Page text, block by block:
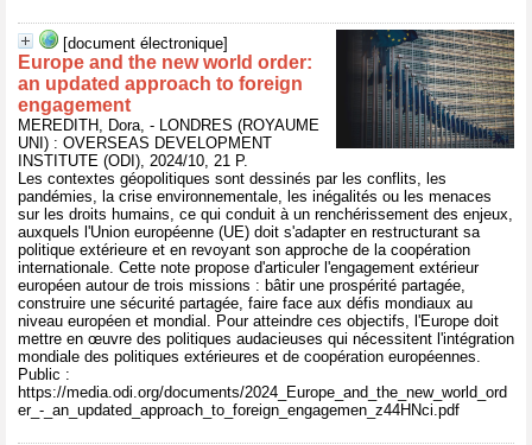
[document électronique]
Europe and the new world order:
an updated approach to foreign
engagement
MEREDITH, Dora, - LONDRES (ROYAUME
UNI) : OVERSEAS DEVELOPMENT
INSTITUTE (ODI), 2024/10, 21 P.
Les contextes géopolitiques sont dessinés par les conflits, les
pandémies, la crise environnementale, les inégalités ou les menaces
sur les droits humains, ce qui conduit à un renchérissement des enjeux,
auxquels l'Union européenne (UE) doit s'adapter en restructurant sa
politique extérieure et en revoyant son approche de la coopération
internationale. Cette note propose d'articuler l'engagement extérieur
européen autour de trois missions : bâtir une prospérité partagée,
construire une sécurité partagée, faire face aux défis mondiaux au
niveau européen et mondial. Pour atteindre ces objectifs, l'Europe doit
mettre en œuvre des politiques audacieuses qui nécessitent l'intégration
mondiale des politiques extérieures et de coopération européennes.
Public :
https://media.odi.org/documents/2024_Europe_and_the_new_world_ord
er_-_an_updated_approach_to_foreign_engagemen_z44HNci.pdf